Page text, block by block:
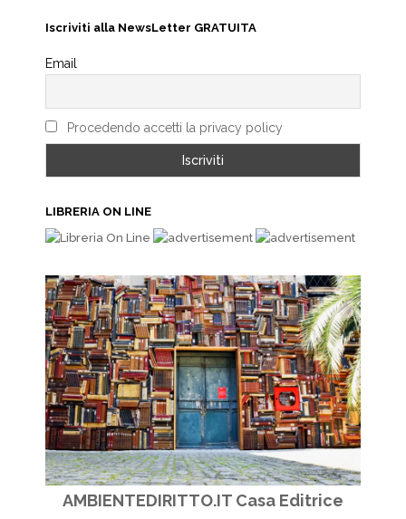
Iscriviti alla NewsLetter GRATUITA
Email
Procedendo accetti la privacy policy
LIBRERIA ON LINE
AMBIENTEDIRITTO.IT Casa Editrice